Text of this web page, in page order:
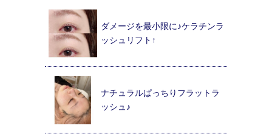
ダメージを最小限に♪ケラチンラ
ッシュリフト↑
ナチュラルぱっちりフラットラ
ッシュ♪